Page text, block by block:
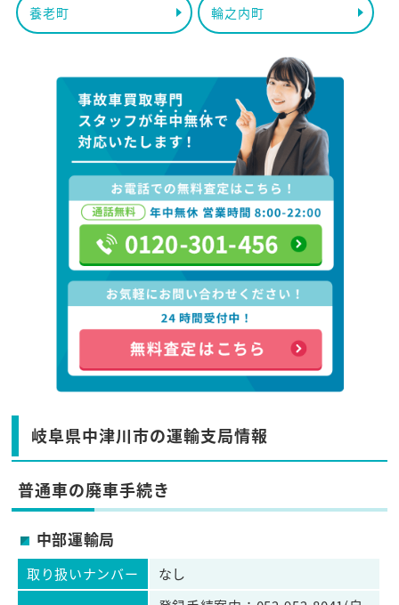
養老町 輪之内町
岐阜県中津川市の運輸支局情報
普通車の廃車手続き
中部運輸局
取り扱いナンバー なし